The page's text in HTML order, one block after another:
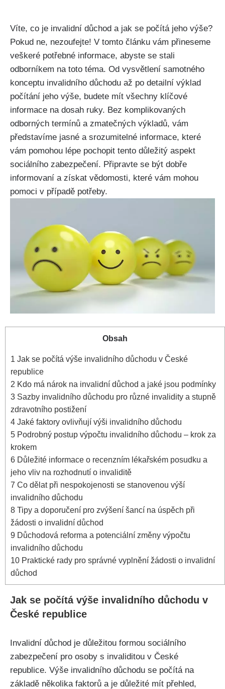
Víte, co je invalidní důchod a jak se počítá jeho výše?
Pokud ne, nezoufejte! V tomto článku vám přineseme
veškeré potřebné informace, abyste se stali
odborníkem na toto téma. Od vysvětlení samotného
konceptu invalidního důchodu až po detailní výklad
počítání jeho výše, budete mít všechny klíčové
informace na dosah ruky. Bez komplikovaných
odborných termínů a zmatečných výkladů, vám
představíme jasné a srozumitelné informace, které
vám pomohou lépe pochopit tento důležitý aspekt
sociálního zabezpečení. Připravte se být dobře
informovaní a získat vědomosti, které vám mohou
pomoci v případě potřeby.
Obsah
1 Jak se počítá výše invalidního důchodu v České
republice
2 Kdo má nárok na invalidní důchod a jaké jsou podmínky
3 Sazby invalidního důchodu pro různé invalidity a stupně
zdravotního postižení
4 Jaké faktory ovlivňují výši invalidního důchodu
5 Podrobný postup výpočtu invalidního důchodu – krok za
krokem
6 Důležité informace o recenzním lékařském posudku a
jeho vliv na rozhodnutí o invaliditě
7 Co dělat při nespokojenosti se stanovenou výší
invalidního důchodu
8 Tipy a doporučení pro zvýšení šancí na úspěch při
žádosti o invalidní důchod
9 Důchodová reforma a potenciální změny výpočtu
invalidního důchodu
10 Praktické rady pro správné vyplnění žádosti o invalidní
důchod
Jak se počítá výše invalidního důchodu v
České republice
Invalidní důchod je důležitou formou sociálního
zabezpečení pro osoby s invaliditou v České
republice. Výše invalidního důchodu se počítá na
základě několika faktorů a je důležité mít přehled,